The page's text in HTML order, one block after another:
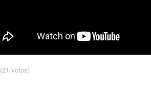
(21 votos)